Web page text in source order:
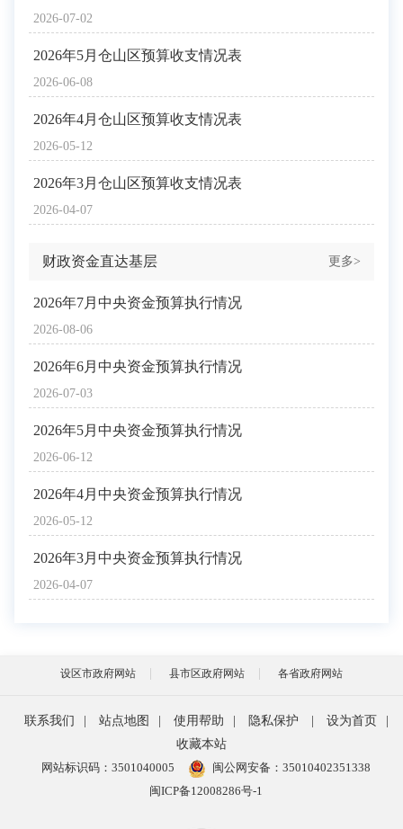
2026-07-02
2026-06-08
2026年5月仓山区预算收支情况表
2026-05-12
2026年4月仓山区预算收支情况表
2026-04-07
2026年3月仓山区预算收支情况表
财政资金直达基层 更多>
2026-08-06
2026年7月中央资金预算执行情况
2026-07-03
2026年6月中央资金预算执行情况
2026-06-12
2026年5月中央资金预算执行情况
2026-05-12
2026年4月中央资金预算执行情况
2026-04-07
2026年3月中央资金预算执行情况
设区市政府网站 县市区政府网站 各省政府网站
联系我们 站点地图 使用帮助 隐私保护 设为首页
收藏本站
网站标识码：3501040005
闽公网安备：35010402351338
闽ICP备12008286号-1